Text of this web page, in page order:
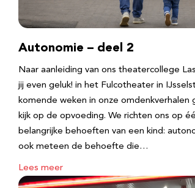
Autonomie – deel 2
Naar aanleiding van ons theatercollege
jij even geluk! in het Fulcotheater in
komende weken in onze omdenkverhalen
kijk op de opvoeding. We richten ons op
belangrijke behoeften van een kind:
ook meteen de behoefte die…
Lees meer